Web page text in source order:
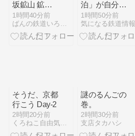
坂鉱山 鉱車
(車番不明1)
秋田県小坂町
1時間40分前
泊」が自分好
みにカスタマ
イズ可能に!?
国登録有形文
誕生!
1時間50分前
気になる鉄道情報
そうだ、京都
行こう Day-2
2時間20分前
くろねこ自由気ままな日記
謎のるんごの
巻。
2時間30分前
支店タカハシ